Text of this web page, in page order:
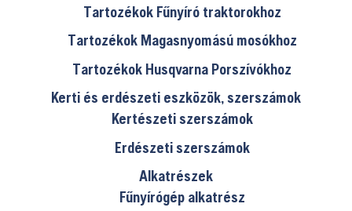
Tartozékok Fűnyíró traktorokhoz
Tartozékok Magasnyomású mosókhoz
Tartozékok Husqvarna Porszívókhoz
Kerti és erdészeti eszközök, szerszámok
Kertészeti szerszámok
Erdészeti szerszámok
Alkatrészek
Fűnyírógép alkatrész